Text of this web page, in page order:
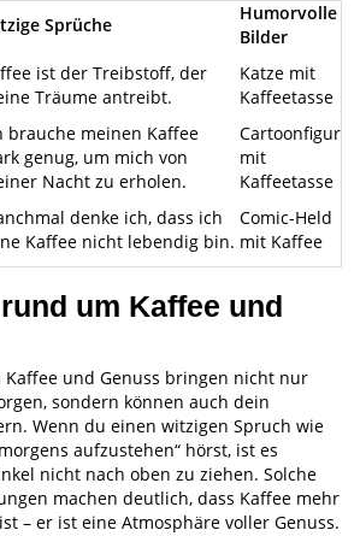
Sprüche
Humorvolle
Bilder
ist der Treibstoff, der
Träume antreibt.
Katze mit
Kaffeetasse
brauche meinen Kaffee
genug, um mich von
Nacht zu erholen.
Cartoonfigur
mit
Kaffeetasse
denke ich, dass ich
Kaffee nicht lebendig bin.
Comic-Held
mit Kaffee
um Kaffee und
und Genuss bringen nicht nur
sondern können auch dein
Wenn du einen witzigen Spruch wie
aufzustehen“ hörst, ist es
nicht nach oben zu ziehen. Solche
machen deutlich, dass Kaffee mehr
– er ist eine Atmosphäre voller Genuss.